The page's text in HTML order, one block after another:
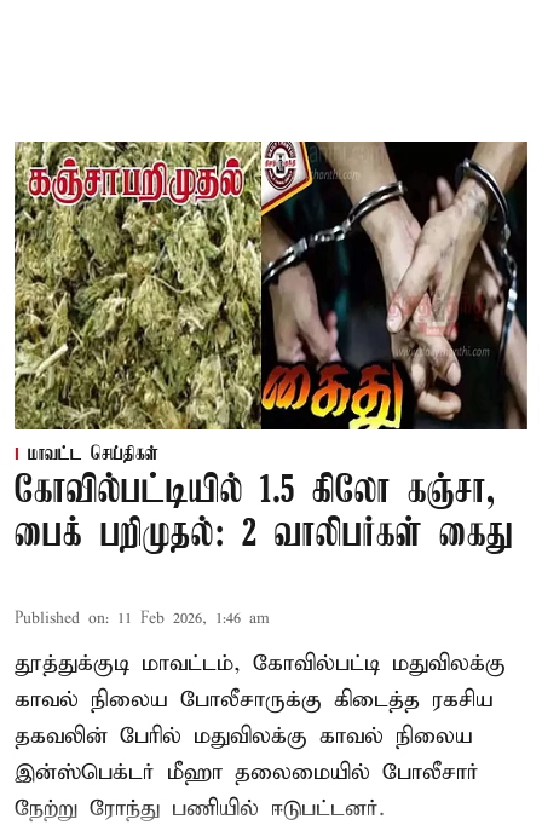
மாவட்ட செய்திகள்
கோவில்பட்டியில் 1.5 கிலோ கஞ்சா,
பைக் பறிமுதல்: 2 வாலிபர்கள் கைது
Published on: 11 Feb 2026, 1:46 am
தூத்துக்குடி மாவட்டம், கோவில்பட்டி மதுவிலக்கு
காவல் நிலைய போலீசாருக்கு கிடைத்த ரகசிய
தகவலின் பேரில் மதுவிலக்கு காவல் நிலைய
இன்ஸ்பெக்டர் மீஹா தலைமையில் போலீசார்
நேற்று ரோந்து பணியில் ஈடுபட்டனர்.